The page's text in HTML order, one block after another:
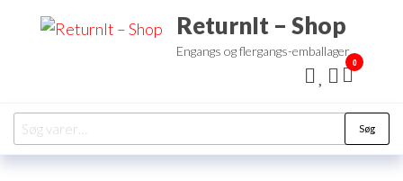
Videre
ReturnIt – Shop
Engangs og flergangs-emballager
0
Søg
efter:
Søg